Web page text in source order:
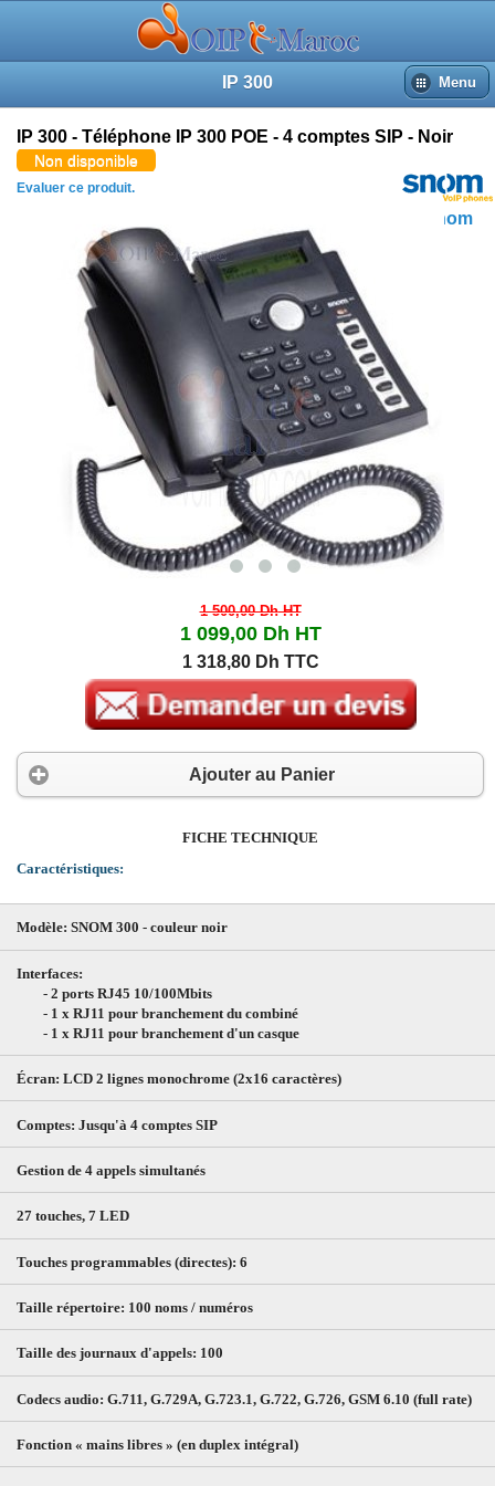
IP 300 Menu
Snom
IP 300 - Téléphone IP 300 POE - 4 comptes SIP - Noir
Non disponible
Evaluer ce produit.
1 500,00 DhHT
1 099,00 Dh HT
1 318,80 Dh TTC
Ajouter au Panier
FICHE TECHNIQUE
Caractéristiques:
Modèle: SNOM 300 - couleur noir
Interfaces:
- 2 ports RJ45 10/100Mbits
- 1 x RJ11 pour branchement du combiné
- 1 x RJ11 pour branchement d'un casque
Écran: LCD 2 lignes monochrome (2x16 caractères)
Comptes: Jusqu'à 4 comptes SIP
Gestion de 4 appels simultanés
27 touches, 7 LED
Touches programmables (directes): 6
Taille répertoire: 100 noms / numéros
Taille des journaux d'appels: 100
Codecs audio: G.711, G.729A, G.723.1, G.722, G.726, GSM 6.10 (full rate)
Fonction « mains libres » (en duplex intégral)
Revues du produit
Accueil
Panier
Connexion